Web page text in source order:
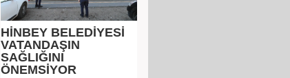
HİNBEY BELEDİYESİ
VATANDAŞIN
SAĞLIĞINI
ÖNEMSİYOR